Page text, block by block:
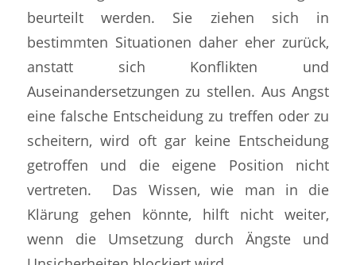
beurteilt werden. Sie ziehen sich in
bestimmten Situationen daher eher zurück,
anstatt sich Konflikten und
Auseinandersetzungen zu stellen. Aus Angst
eine falsche Entscheidung zu treffen oder zu
scheitern, wird oft gar keine Entscheidung
getroffen und die eigene Position nicht
vertreten. Das Wissen, wie man in die
Klärung gehen könnte, hilft nicht weiter,
wenn die Umsetzung durch Ängste und